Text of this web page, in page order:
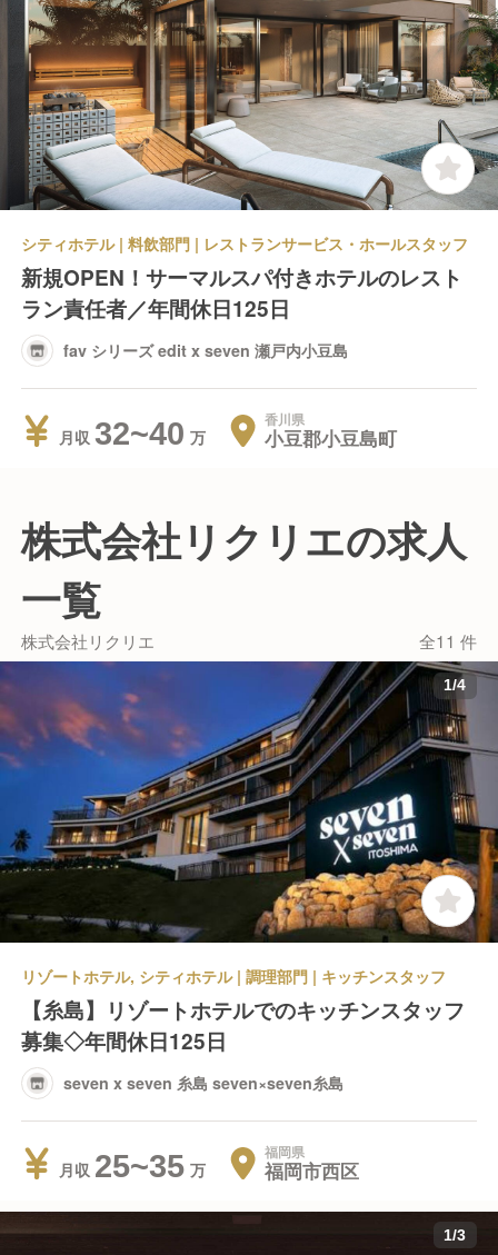
シティホテル | 料飲部門 | レストランサービス・ホールスタッフ
新規OPEN！サーマルスパ付きホテルのレスト
ラン責任者／年間休日125日
fav シリーズ edit x seven 瀬戸内小豆島
月収 32~40 香川県
小豆郡小豆島町
株式会社リクリエの求人
一覧
株式会社リクリエ 全11 件
1/4
リゾートホテル, シティホテル | 調理部門 | キッチンスタッフ
【糸島】リゾートホテルでのキッチンスタッフ
募集◇年間休日125日
seven x seven 糸島 seven×seven糸島
月収 25~35 福岡県
福岡市西区
1/3